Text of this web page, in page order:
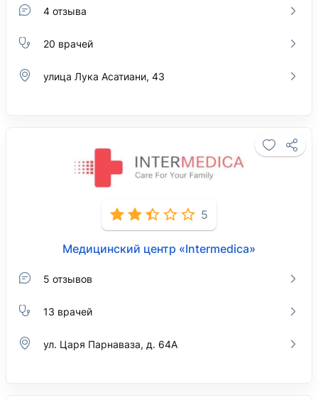
4 отзыва
20 врачей
улица Лука Асатиани, 43
5
Медицинский центр «Intermedica»
5 отзывов
13 врачей
ул. Царя Парнаваза, д. 64А